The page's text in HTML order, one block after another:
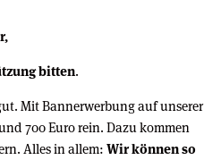
bitten.
Mit Bannerwerbung auf unserer
700 Euro rein. Dazu kommen
Alles in allem: Wir können so